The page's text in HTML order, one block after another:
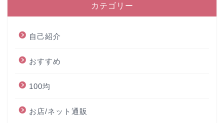
カテゴリー
自己紹介
おすすめ
100均
お店/ネット通販